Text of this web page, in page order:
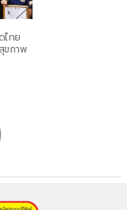
ไทย
ขภาพ